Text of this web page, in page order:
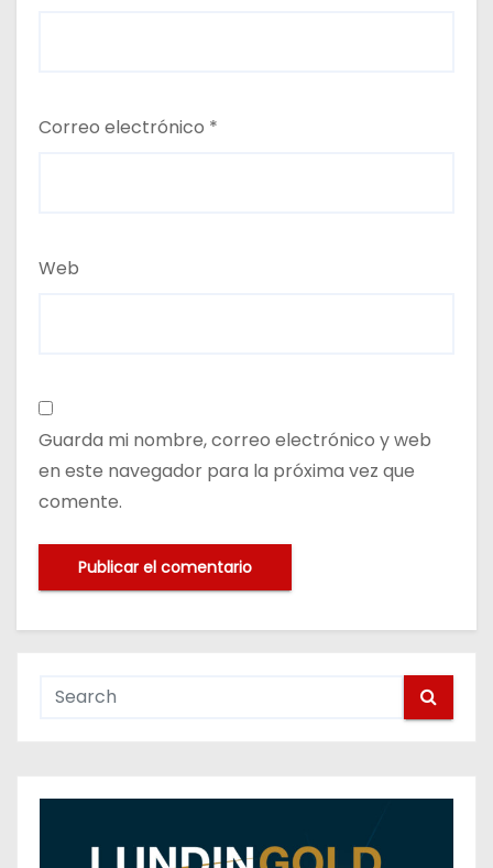
Correo electrónico *
Web
Guarda mi nombre, correo electrónico y web
en este navegador para la próxima vez que
comente.